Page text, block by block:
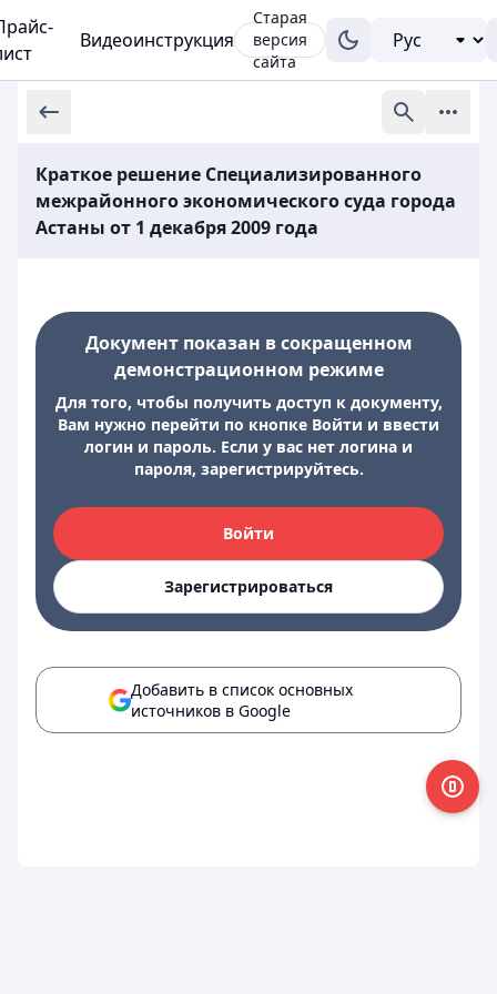
Видеоинструкция
Старая
версия
сайта
Краткое решение Специализированного
межрайонного экономического суда города
Астаны от 1 декабря 2009 года
Документ показан в сокращенном
демонстрационном режиме
Для того, чтобы получить доступ к документу,
Вам нужно перейти по кнопке Войти и ввести
логин и пароль. Если у вас нет логина и
пароля, зарегистрируйтесь.
Войти
Зарегистрироваться
Добавить в список основных
источников в Google